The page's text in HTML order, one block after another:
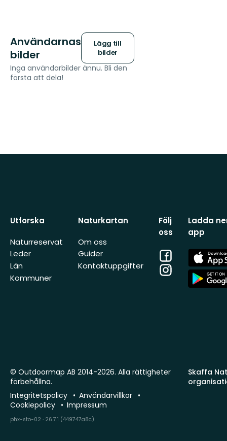
Användarnas
bilder
Lägg till
bilder
Inga användarbilder ännu. Bli den
första att dela!
Utforska
Naturreservat
Leder
Län
Kommuner
Naturkartan
Om oss
Guider
Kontaktuppgifter
Följ
oss
Facebook
Instagram
Ladda
app
App
Store
App
Store
Skaffa
© Outdoormap AB 2014-2026. Alla rättigheter
förbehållna.
Integritetspolicy
Användarvillkor
Cookiepolicy
Impressum
phx-sto-02 · 26.7.1 (449747a8c)